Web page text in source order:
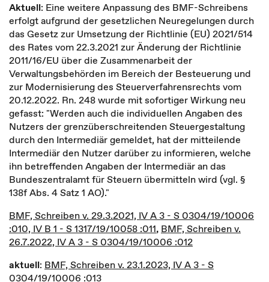
Aktuell: Eine weitere Anpassung des BMF-Schreibens
erfolgt aufgrund der gesetzlichen Neuregelungen durch
das Gesetz zur Umsetzung der Richtlinie (EU) 2021/514
des Rates vom 22.3.2021 zur Änderung der Richtlinie
2011/16/EU über die Zusammenarbeit der
Verwaltungsbehörden im Bereich der Besteuerung und
zur Modernisierung des Steuerverfahrensrechts vom
20.12.2022. Rn. 248 wurde mit sofortiger Wirkung neu
gefasst: "Werden auch die individuellen Angaben des
Nutzers der grenzüberschreitenden Steuergestaltung
durch den Intermediär gemeldet, hat der mitteilende
Intermediär den Nutzer darüber zu informieren, welche
ihn betreffenden Angaben der Intermediär an das
Bundeszentralamt für Steuern übermitteln wird (vgl. §
138f Abs. 4 Satz 1 AO)."
BMF, Schreiben v. 29.3.2021, IV A 3 - S 0304/19/10006
:010, IV B 1 - S 1317/19/10058 :011, BMF, Schreiben v.
26.7.2022, IV A 3 - S 0304/19/10006 :012
aktuell: BMF, Schreiben v. 23.1.2023, IV A 3 - S
0304/19/10006 :013